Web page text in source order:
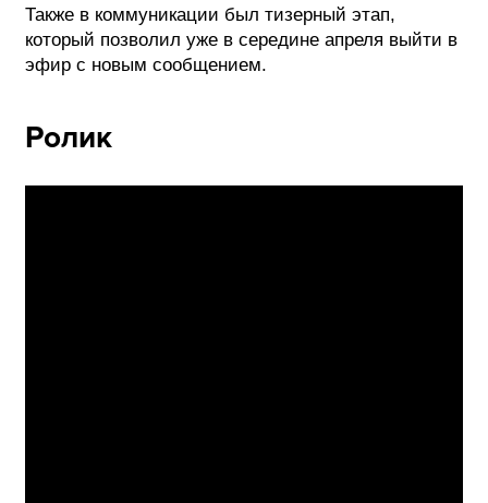
Также в коммуникации был тизерный этап,
который позволил уже в середине апреля выйти в
эфир с новым сообщением.
Ролик